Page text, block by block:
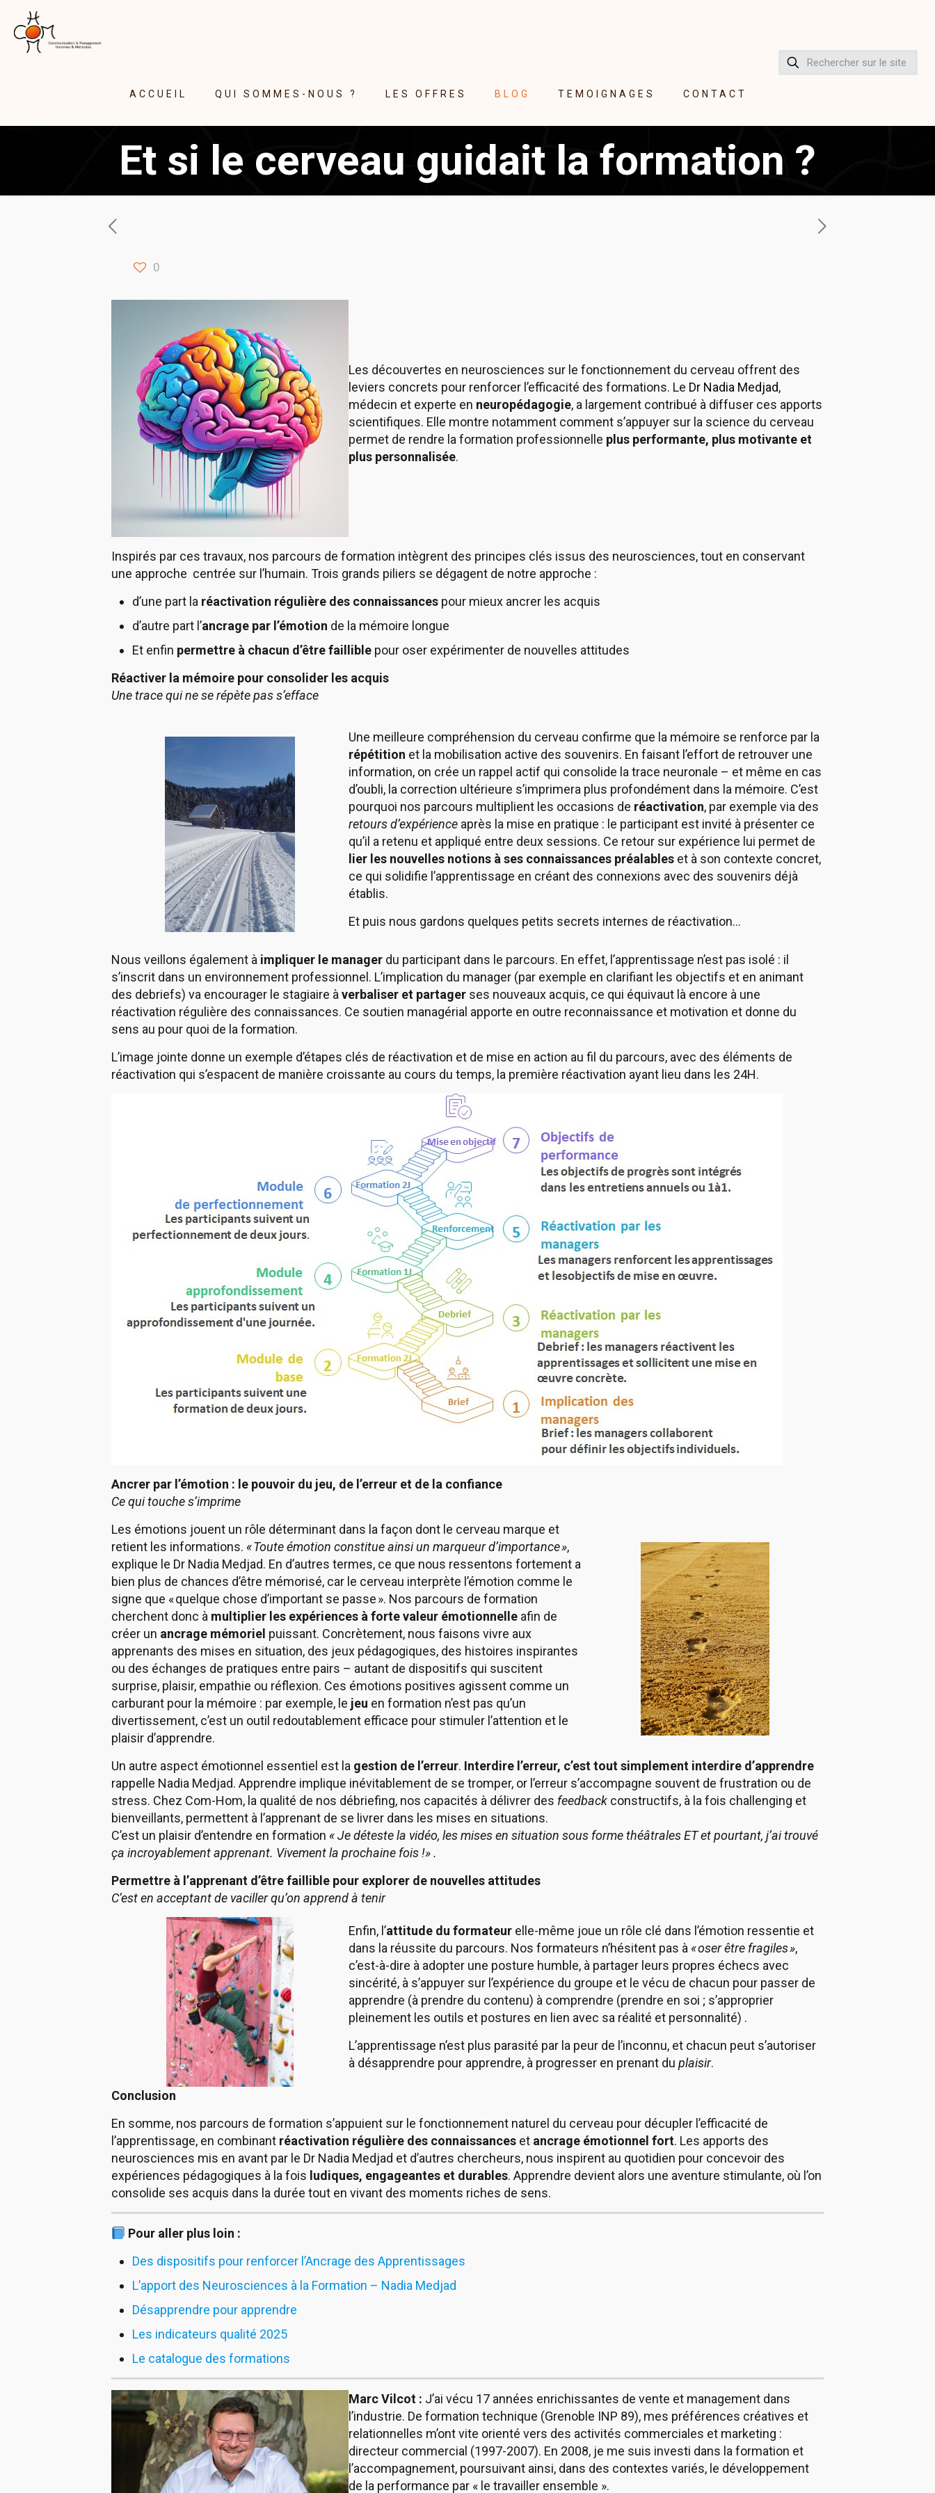
ACCUEIL QUI SOMMES-NOUS ? LES OFFRES BLOG TEMOIGNAGES CONTACT
Et si le cerveau guidait la formation ?
0
Les découvertes en neurosciences sur le fonctionnement du cerveau offrent des
leviers concrets pour renforcer l’efficacité des formations. Le Dr Nadia Medjad,
médecin et experte en neuropédagogie, a largement contribué à diffuser ces apports
scientifiques. Elle montre notamment comment s’appuyer sur la science du cerveau
permet de rendre la formation professionnelle plus performante, plus motivante et
plus personnalisée.
Inspirés par ces travaux, nos parcours de formation intègrent des principes clés issus des neurosciences, tout en conservant
une approche centrée sur l’humain. Trois grands piliers se dégagent de notre approche :
d’une part la réactivation régulière des connaissancespour mieux ancrer les acquis
d’autre part l’ancrage par l’émotion de la mémoire longue
Et enfin permettre à chacun d’être failliblepour oser expérimenter de nouvelles attitudes
Réactiver la mémoire pour consolider les acquis
Une trace qui ne se répète pas s’efface
Une meilleure compréhension du cerveau confirme que la mémoire se renforce par la
répétition et la mobilisation active des souvenirs. En faisant l’effort de retrouver une
information, on crée un rappel actif qui consolide la trace neuronale – et même en cas
d’oubli, la correction ultérieure s’imprimera plus profondément dans la mémoire. C’est
pourquoi nos parcours multiplient les occasions de réactivation, par exemple via des
retours d’expérience après la mise en pratique : le participant est invité à présenter ce
qu’il a retenu et appliqué entre deux sessions. Ce retour sur expérience lui permet de
lier les nouvelles notions à ses connaissances préalables et à son contexte concret,
ce qui solidifie l’apprentissage en créant des connexions avec des souvenirs déjà
établis.
Et puis nous gardons quelques petits secrets internes de réactivation…
Nous veillons également à impliquer le managerdu participant dans le parcours. En effet, l’apprentissage n’est pas isolé : il
s’inscrit dans un environnement professionnel. L’implication du manager (par exemple en clarifiant les objectifs et en animant
des debriefs) va encourager le stagiaire à verbaliser et partagerses nouveaux acquis, ce qui équivaut là encore à une
réactivation régulière des connaissances. Ce soutien managérial apporte en outre reconnaissance et motivation et donne du
sens au pour quoi de la formation.
L’image jointe donne un exemple d’étapes clés de réactivation et de mise en action au fil du parcours, avec des éléments de
réactivation qui s’espacent de manière croissante au cours du temps, la première réactivation ayant lieu dans les 24H.
Ancrer par l’émotion : le pouvoir du jeu, de l’erreur et de la confiance
Ce qui touche s’imprime
Les émotions jouent un rôle déterminant dans la façon dont le cerveau marque et
retient les informations. « Toute émotion constitue ainsi un marqueur d’importance »,
explique le Dr Nadia Medjad. En d’autres termes, ce que nous ressentons fortement a
bien plus de chances d’être mémorisé, car le cerveau interprète l’émotion comme le
signe que « quelque chose d’important se passe ». Nos parcours de formation
cherchent donc à multiplier les expériences à forte valeur émotionnelleafin de
créer un ancrage mémoriel puissant. Concrètement, nous faisons vivre aux
apprenants des mises en situation, des jeux pédagogiques, des histoires inspirantes
ou des échanges de pratiques entre pairs – autant de dispositifs qui suscitent
surprise, plaisir, empathie ou réflexion. Ces émotions positives agissent comme un
carburant pour la mémoire : par exemple, le jeu en formation n’est pas qu’un
divertissement, c’est un outil redoutablement efficace pour stimuler l’attention et le
plaisir d’apprendre.
Un autre aspect émotionnel essentiel est la gestion de l’erreur. Interdire l’erreur, c’est tout simplement interdire d’apprendre
rappelle Nadia Medjad. Apprendre implique inévitablement de se tromper, or l’erreur s’accompagne souvent de frustration ou de
stress. Chez Com-Hom, la qualité de nos débriefing, nos capacités à délivrer des feedbackconstructifs, à la fois challenging et
bienveillants, permettent à l’apprenant de se livrer dans les mises en situations.
C’est un plaisir d’entendre en formation « Je déteste la vidéo, les mises en situation sous forme théâtrales ET et pourtant, j’ai trouvé
ça incroyablement apprenant. Vivement la prochaine fois !» .
Permettre à l’apprenant d’être faillible pour explorer de nouvelles attitudes
C’est en acceptant de vaciller qu’on apprend à tenir
Enfin, l’attitude du formateur elle-même joue un rôle clé dans l’émotion ressentie et
dans la réussite du parcours. Nos formateurs n’hésitent pas à « oser être fragiles »,
c’est-à-dire à adopter une posture humble, à partager leurs propres échecs avec
sincérité, à s’appuyer sur l’expérience du groupe et le vécu de chacun pour passer de
apprendre (à prendre du contenu) à comprendre (prendre en soi ; s’approprier
pleinement les outils et postures en lien avec sa réalité et personnalité) .
L’apprentissage n’est plus parasité par la peur de l’inconnu, et chacun peut s’autoriser
à désapprendre pour apprendre, à progresser en prenant duplaisir.
Conclusion
En somme, nos parcours de formation s’appuient sur le fonctionnement naturel du cerveau pour décupler l’efficacité de
l’apprentissage, en combinant réactivation régulière des connaissanceset ancrage émotionnel fort. Les apports des
neurosciences mis en avant par le Dr Nadia Medjad et d’autres chercheurs, nous inspirent au quotidien pour concevoir des
expériences pédagogiques à la fois ludiques, engageantes et durables. Apprendre devient alors une aventure stimulante, où l’on
consolide ses acquis dans la durée tout en vivant des moments riches de sens.
Pour aller plus loin :
Des dispositifs pour renforcer l’Ancrage des Apprentissages
L’apport des Neurosciences à la Formation – Nadia Medjad
Désapprendre pour apprendre
Les indicateurs qualité 2025
Le catalogue des formations
Marc Vilcot : J’ai vécu 17 années enrichissantes de vente et management dans
l’industrie. De formation technique (Grenoble INP 89), mes préférences créatives et
relationnelles m’ont vite orienté vers des activités commerciales et marketing :
directeur commercial (1997-2007). En 2008, je me suis investi dans la formation et
l’accompagnement, poursuivant ainsi, dans des contextes variés, le développement
de la performance par « le travailler ensemble ».